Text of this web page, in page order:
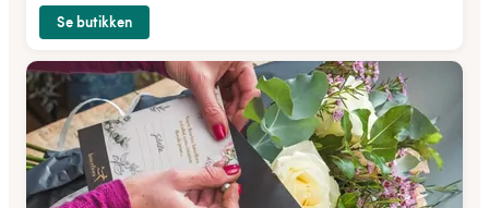
Se butikken